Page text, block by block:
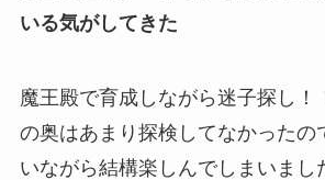
いる気がしてきた
魔王殿で育成しながら迷子探し！
の奥はあまり探検してなかったの
いながら結構楽しんでしまいまし